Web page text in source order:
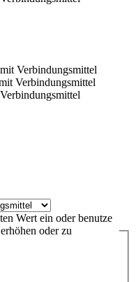
Wert ein oder benutze
oder zu